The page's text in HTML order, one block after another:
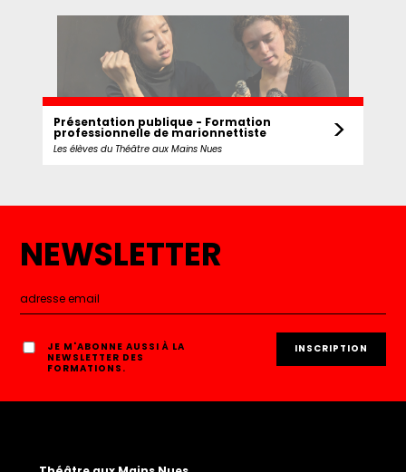
Présentation publique - Formation
professionnelle de marionnettiste
Les élèves du Théâtre aux Mains Nues >
NEWSLETTER
JE M'ABONNE AUSSI À LA
NEWSLETTER DES
FORMATIONS.